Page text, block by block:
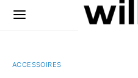
ACCESSOIRES